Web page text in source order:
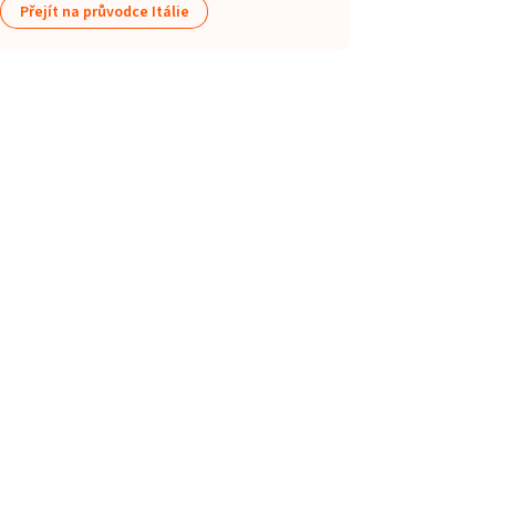
Přejít na průvodce Itálie